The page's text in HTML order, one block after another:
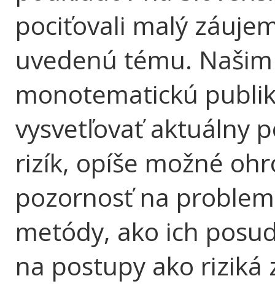
pociťovali malý
uvedenú tému.
monotematickú
vysvetľovať aktuálny
rizík, opíše možné
pozornosť na
metódy, ako ich
na postupy ako riziká